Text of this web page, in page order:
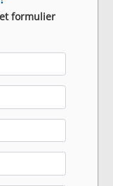
formulier